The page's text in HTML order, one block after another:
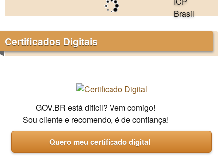
Certificados Digitais
GOV.BR está dificil? Vem comigo!
Sou cliente e recomendo, é de confiança!
Quero meu certificado digital